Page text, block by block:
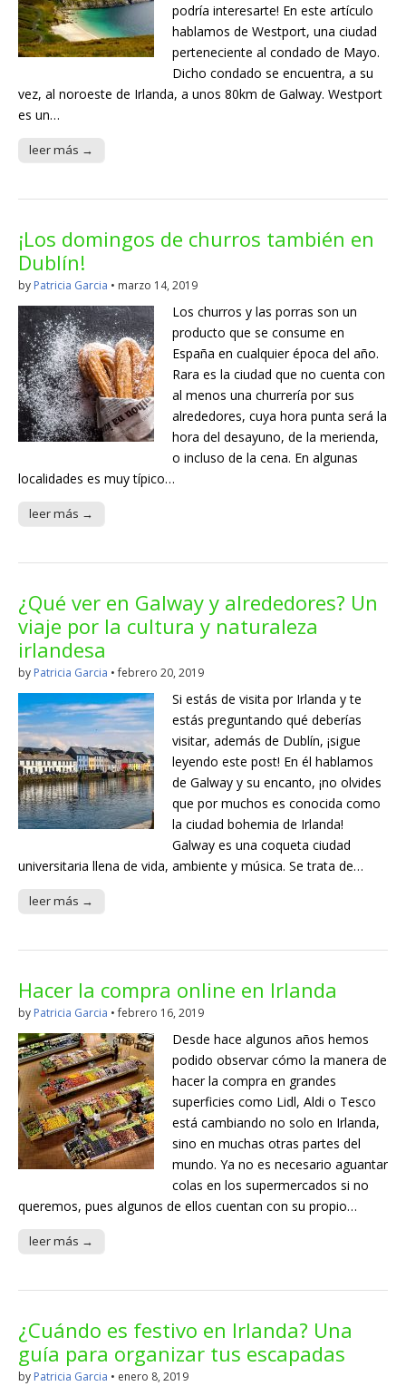
podría interesarte! En este artículo
hablamos de Westport, una ciudad
perteneciente al condado de Mayo.
Dicho condado se encuentra, a su
vez, al noroeste de Irlanda, a unos 80km de Galway. Westport
es un…
leer más →
¡Los domingos de churros también en
Dublín!
by Patricia Garcia • marzo 14, 2019
Los churros y las porras son un
producto que se consume en
España en cualquier época del año.
Rara es la ciudad que no cuenta con
al menos una churrería por sus
alrededores, cuya hora punta será la
hora del desayuno, de la merienda,
o incluso de la cena. En algunas
localidades es muy típico…
leer más →
¿Qué ver en Galway y alrededores? Un
viaje por la cultura y naturaleza
irlandesa
by Patricia Garcia •febrero 20, 2019
Si estás de visita por Irlanda y te
estás preguntando qué deberías
visitar, además de Dublín, ¡sigue
leyendo este post! En él hablamos
de Galway y su encanto, ¡no olvides
que por muchos es conocida como
la ciudad bohemia de Irlanda!
Galway es una coqueta ciudad
universitaria llena de vida, ambiente y música. Se trata de…
leer más →
Hacer la compra online en Irlanda
by Patricia Garcia •febrero 16, 2019
Desde hace algunos años hemos
podido observar cómo la manera de
hacer la compra en grandes
superficies como Lidl, Aldi o Tesco
está cambiando no solo en Irlanda,
sino en muchas otras partes del
mundo. Ya no es necesario aguantar
colas en los supermercados si no
queremos, pues algunos de ellos cuentan con su propio…
leer más →
¿Cuándo es festivo en Irlanda? Una
guía para organizar tus escapadas
by Patricia Garcia • enero 8, 2019